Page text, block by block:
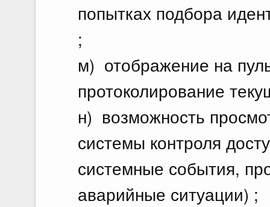
попытках подбора
;
м) отображение на
протоколирование
н) возможность
системы контроля
системные события,
аварийные ситуации) ;